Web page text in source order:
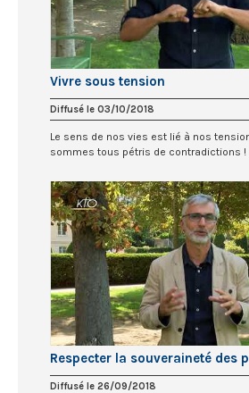
Vivre sous tension
Diffusé le 03/10/2018
Le sens de nos vies est lié à nos
sommes tous pétris de contradictions !
Respecter la souveraineté des
Diffusé le 26/09/2018